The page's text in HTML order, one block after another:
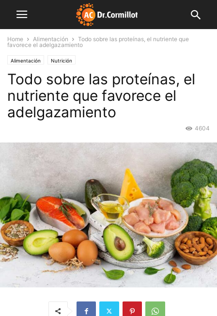
Home Alimentación
Todo sobre las proteínas, el nutriente que
favorece el adelgazamiento
Alimentación Nutrición
Todo sobre las proteínas, el
nutriente que favorece el
adelgazamiento
4604